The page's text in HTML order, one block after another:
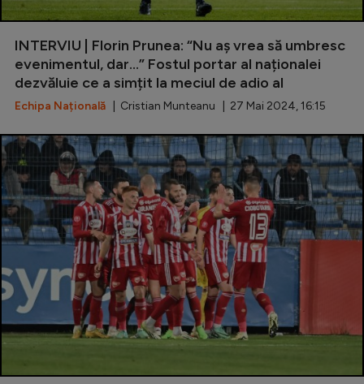
LaLiga
Serie A
Bundesliga
Ligue 1
Campionate
Starurile fotbalului
EURO 2024
Stranieri
Clasamente
Tenis
Handbal
INTERVIU | Florin Prunea: “Nu aș vrea să umbresc
evenimentul, dar...” Fostul portar al naționalei
dezvăluie ce a simțit la meciul de adio al
Echipa Națională | Cristian Munteanu | 27 Mai 2024, 16:15